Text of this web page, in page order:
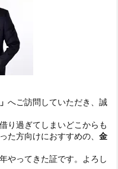
へご訪問していただき、誠
り過ぎてしまいどこからも
た方向けにおすすめの、 金
やってきた証です。よろし